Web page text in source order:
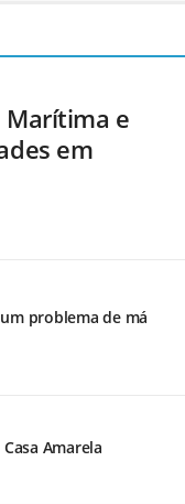
Marítima e
em
problema de má
Amarela